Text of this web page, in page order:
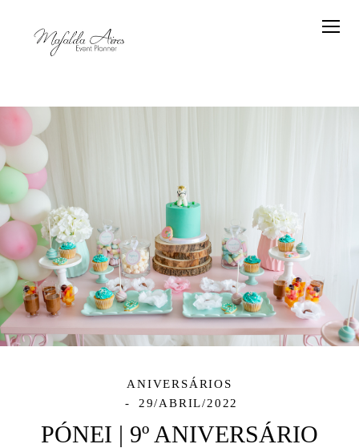
ANIVERSÁRIOS
29/ABRIL/2022
PÓNEI | 9º ANIVERSÁRIO